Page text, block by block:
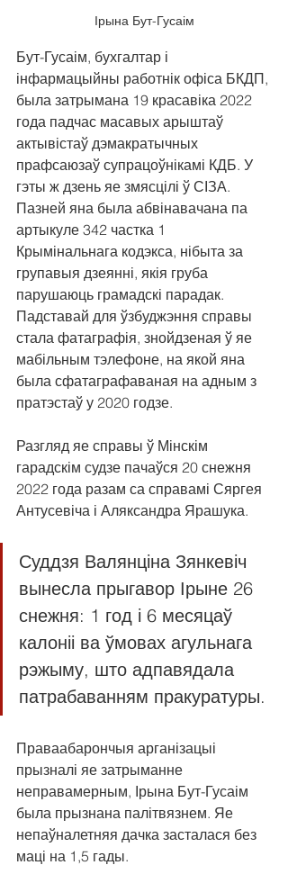
Ірына Бут-Гусаім
Бут-Гусаім, бухгалтар і
інфармацыйны работнік офіса БКДП,
была затрымана 19 красавіка 2022
года падчас масавых арыштаў
актывістаў дэмакратычных
прафсаюзаў супрацоўнікамі КДБ. У
гэты ж дзень яе змясцілі ў СІЗА.
Пазней яна была абвінавачана па
артыкуле 342 частка 1
Крымінальнага кодэкса, нібыта за
групавыя дзеянні, якія груба
парушаюць грамадскі парадак.
Падставай для ўзбуджэння справы
стала фатаграфія, знойдзеная ў яе
мабільным тэлефоне, на якой яна
была сфатаграфаваная на адным з
пратэстаў у 2020 годзе.
Разгляд яе справы ў Мінскім
гарадскім судзе пачаўся 20 снежня
2022 года разам са справамі Сяргея
Антусевіча і Аляксандра Ярашука.
Суддзя Валянціна Зянкевіч
вынесла прыгавор Ірыне 26
снежня: 1 год і 6 месяцаў
калоніі ва ўмовах агульнага
рэжыму, што адпавядала
патрабаванням пракуратуры.
Праваабарончыя арганізацыі
прызналі яе затрыманне
неправамерным, Ірына Бут-Гусаім
была прызнана палітвязнем. Яе
непаўналетняя дачка засталася без
маці на 1,5 гады.